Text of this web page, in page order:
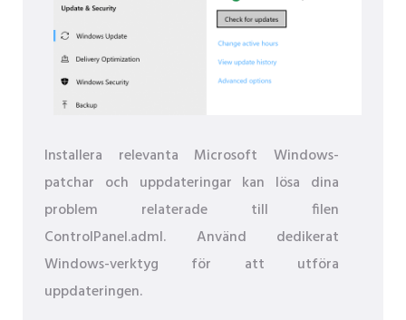
Installera relevanta Microsoft Windows-
patchar och uppdateringar kan lösa dina
problem relaterade till filen
ControlPanel.adml. Använd dedikerat
Windows-verktyg för att utföra
uppdateringen.